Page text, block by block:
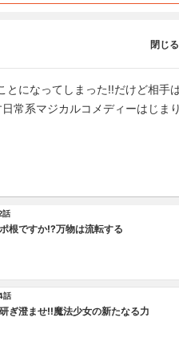
とになってしまった!!だけど相手
常系マジカルコメディーはじま
話
根ですか!?万物は流転する
話
ぎ澄ませ!!魔法少女の新たなる力